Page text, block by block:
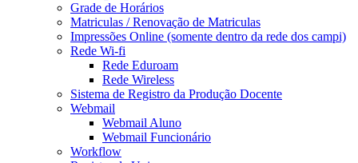
Grade de Horários
Matriculas / Renovação de Matriculas
Impressões Online (somente dentro da rede dos campi)
Rede Wi-fi
Rede Eduroam
Rede Wireless
Sistema de Registro da Produção Docente
Webmail
Webmail Aluno
Webmail Funcionário
Workflow